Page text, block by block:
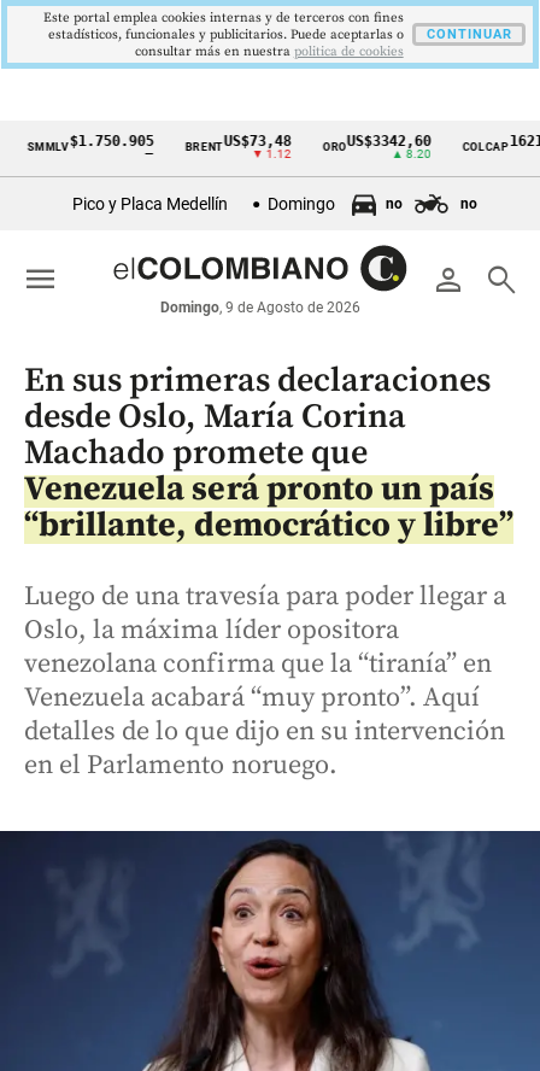
Cintillo
económicos
Colombia
$1.750.905 BRENT US$73,48
▼ 1.12
ORO US$3342,60 COLCAP1621,34
Pico y Placa Medellín Domingo no no
person search
Domingo, 9 de Agosto de 2026
menu
En sus primeras declaraciones
desde Oslo, María Corina
Machado promete que
Venezuela será pronto un país
“brillante, democrático y libre”
Luego de una travesía para poder llegar a
Oslo, la máxima líder opositora
venezolana confirma que la “tiranía” en
Venezuela acabará “muy pronto”. Aquí
detalles de lo que dijo en su intervención
en el Parlamento noruego.
Este portal emplea cookies internas y de terceros con fines
estadísticos, funcionales y publicitarios. Puede aceptarlas o
consultar más en nuestra politica de cookies
CONTINUAR